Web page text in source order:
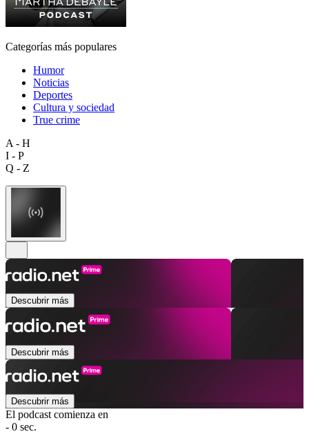
Categorías más populares
Humor
Noticias
Deportes
Cultura y sociedad
True crime
A - H
I - P
Q - Z
Descubrir más
Descubrir más
Descubrir más
El podcast comienza en
- 0 sec.